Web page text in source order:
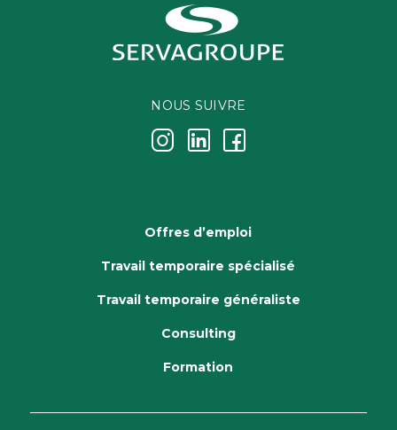
NOUS SUIVRE
j k i
Offres d’emploi
Travail temporaire spécialisé
Travail temporaire généraliste
Consulting
Formation